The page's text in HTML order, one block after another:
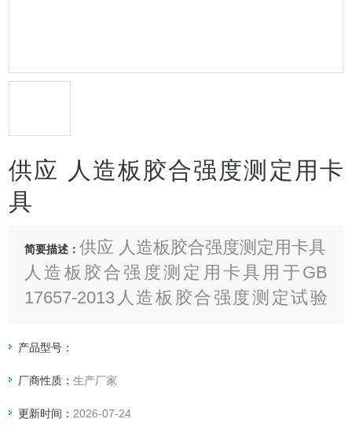
供应 人造板胶合强度测定用卡
具
简要描述：供应 人造板胶合强度测定用卡具
人造板胶合强度测定用卡具用于GB
17657-2013人造板胶合强度测定试验
产品型号：
厂商性质：生产厂家
更新时间： 2026-07-24